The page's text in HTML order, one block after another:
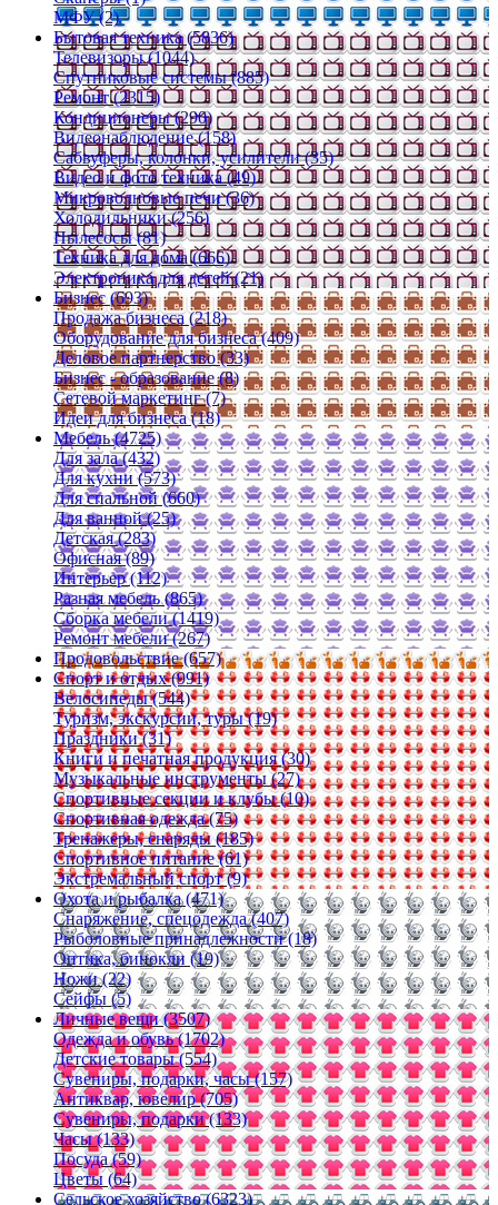
МФУ (2)
Бытовая техника (5836)
Телевизоры (1044)
Спутниковые системы (885)
Ремонт (2315)
Кондиционеры (290)
Видеонаблюдение (158)
Сабвуферы, колонки, усилители (35)
Видео и фото техника (49)
Микроволновые печи (36)
Холодильники (256)
Пылесосы (81)
Техника для дома (666)
Электроника для детей (21)
Бизнес (693)
Продажа бизнеса (218)
Оборудование для бизнеса (409)
Деловое партнерство (33)
Бизнес - образование (8)
Сетевой маркетинг (7)
Идеи для бизнеса (18)
Мебель (4725)
Для зала (432)
Для кухни (573)
Для спальной (660)
Для ванной (25)
Детская (283)
Офисная (89)
Интерьер (112)
Разная мебель (865)
Сборка мебели (1419)
Ремонт мебели (267)
Продовольствие (657)
Спорт и отдых (991)
Велосипеды (544)
Туризм, экскурсии, туры (19)
Праздники (31)
Книги и печатная продукция (30)
Музыкальные инструменты (27)
Спортивные секции и клубы (10)
Спортивная одежда (75)
Тренажеры, снаряды (185)
Спортивное питание (61)
Экстремальный спорт (9)
Охота и рыбалка (471)
Снаряжение, спецодежда (407)
Рыболовные принадлежности (18)
Оптика, бинокли (19)
Ножи (22)
Сейфы (5)
Личные вещи (3507)
Одежда и обувь (1702)
Детские товары (554)
Сувениры, подарки, часы (157)
Антиквар, ювелир (705)
Сувениры, подарки (133)
Часы (133)
Посуда (59)
Цветы (64)
Сельское хозяйство (6323)